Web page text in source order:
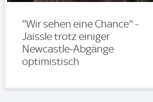
''Wir sehen eine Chance'' -
Jaissle trotz einiger
Newcastle-Abgänge
optimistisch